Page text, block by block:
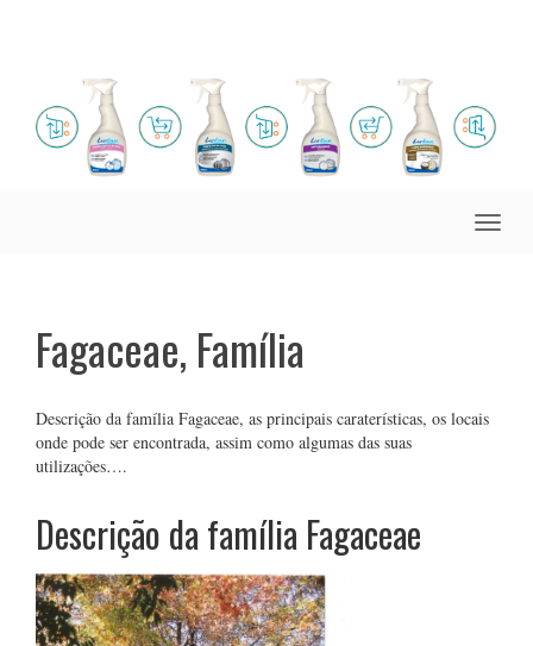
Toggle
Fagaceae, Família
Descrição da família Fagaceae, as principais caraterísticas, os locais
onde pode ser encontrada, assim como algumas das suas
utilizações….
Descrição da família Fagaceae